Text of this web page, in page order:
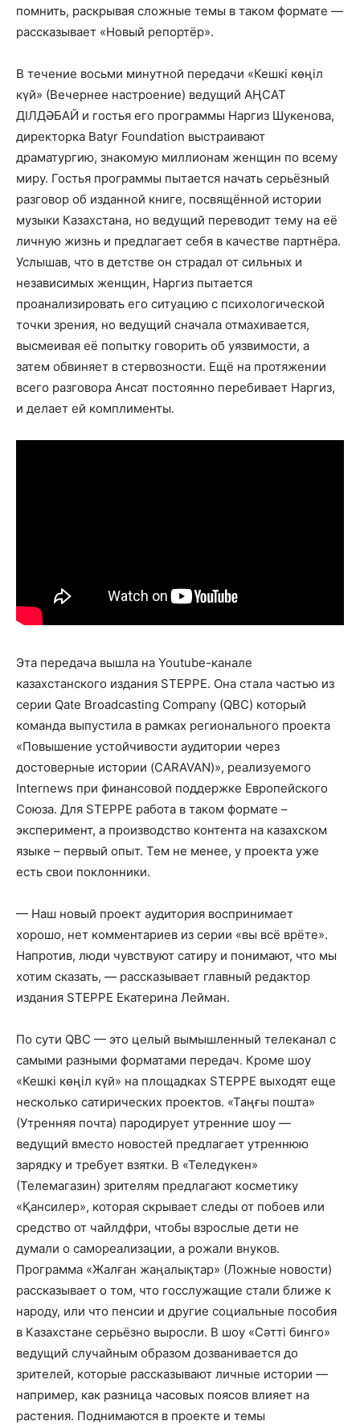
помнить, раскрывая сложные темы в таком формате —
рассказывает «Новый репортёр».
В течение восьми минутной передачи «Кешкі көңіл
күй» (Вечернее настроение) ведущий АҢСАТ
ДІЛДӘБАЙ и гостья его программы Наргиз Шукенова,
директорка Batyr Foundation выстраивают
драматургию, знакомую миллионам женщин по всему
миру. Гостья программы пытается начать серьёзный
разговор об изданной книге, посвящённой истории
музыки Казахстана, но ведущий переводит тему на её
личную жизнь и предлагает себя в качестве партнёра.
Услышав, что в детстве он страдал от сильных и
независимых женщин, Наргиз пытается
проанализировать его ситуацию с психологической
точки зрения, но ведущий сначала отмахивается,
высмеивая её попытку говорить об уязвимости, а
затем обвиняет в стервозности. Ещё на протяжении
всего разговора Ансат постоянно перебивает Наргиз,
и делает ей комплименты.
Эта передача вышла на Youtube-канале
казахстанского издания STEPPE. Она стала частью из
серии Qate Broadcasting Company (QBС) который
команда выпустила в рамках регионального проекта
«Повышение устойчивости аудитории через
достоверные истории (CARAVAN)», реализуемого
Internews при финансовой поддержке Европейского
Союза. Для STEPPE работа в таком формате –
эксперимент, а производство контента на казахском
языке – первый опыт. Тем не менее, у проекта уже
есть свои поклонники.
— Наш новый проект аудитория воспринимает
хорошо, нет комментариев из серии «вы всё врёте».
Напротив, люди чувствуют сатиру и понимают, что мы
хотим сказать, — рассказывает главный редактор
издания STEPPE Екатерина Лейман.
По сути QBС — это целый вымышленный телеканал с
самыми разными форматами передач. Кроме шоу
«Кешкі көңіл күй» на площадках STEPPE выходят еще
несколько сатирических проектов. «Таңғы пошта»
(Утренняя почта) пародирует утренние шоу —
ведущий вместо новостей предлагает утреннюю
зарядку и требует взятки. В «Теледүкен»
(Телемагазин) зрителям предлагают косметику
«Қансилер», которая скрывает следы от побоев или
средство от чайлдфри, чтобы взрослые дети не
думали о самореализации, а рожали внуков.
Программа «Жалған жаңалықтар» (Ложные новости)
рассказывает о том, что госслужащие стали ближе к
народу, или что пенсии и другие социальные пособия
в Казахстане серьёзно выросли. В шоу «Сәтті бинго»
ведущий случайным образом дозванивается до
зрителей, которые рассказывают личные истории —
например, как разница часовых поясов влияет на
растения. Поднимаются в проекте и темы